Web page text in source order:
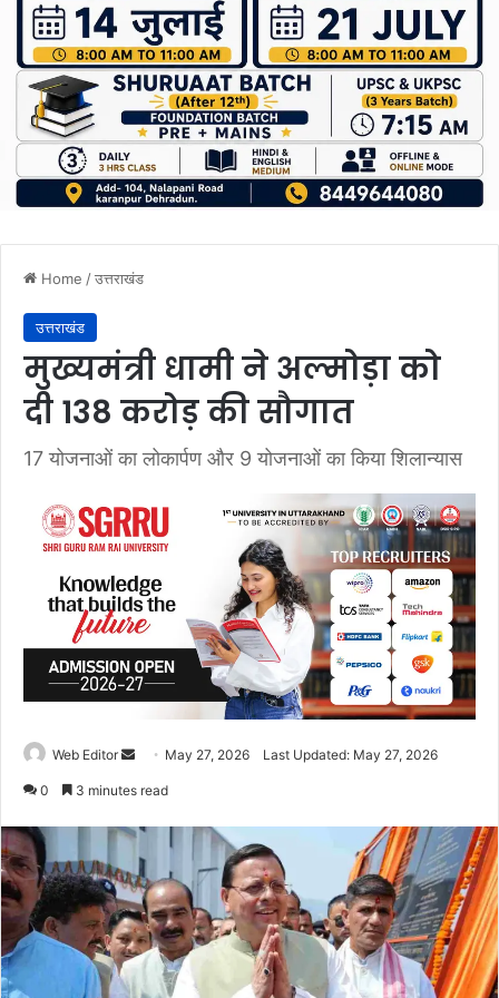
Home /उत्तराखंड
उत्तराखंड
मुख्यमंत्री धामी ने अल्मोड़ा को
दी 138 करोड़ की सौगात
17 योजनाओं का लोकार्पण और 9 योजनाओं का किया शिलान्यास
Web Editor
d
a
n
e
m
a
May 27, 2026 Last Updated: May 27, 2026
0 3 minutes read